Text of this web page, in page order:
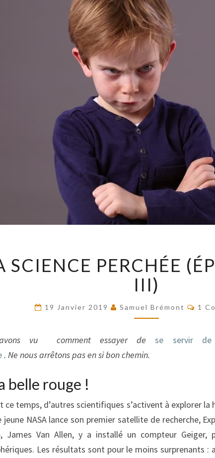
SCIENCE
PERCHÉE
(ÉPISODE
&
SCIENCE PERCHÉE
III)
19 Janvier 2019 Samuel Brémont 1
vu comment essayer dese servir de
. Ne nous arrêtons pas en si bon chemin.
belle rouge !
ce temps, d’autres scientifiques s’activent à explorer la
NASA lance son premier satellite de recherche,
James Van Allen, y a installé un compteur Geiger,
Les résultats sont pour le moins surprenants :